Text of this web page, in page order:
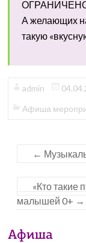
А желающих
такую
admin
Афиша
←
«Кто такие
малышей 0+ →
Афиша